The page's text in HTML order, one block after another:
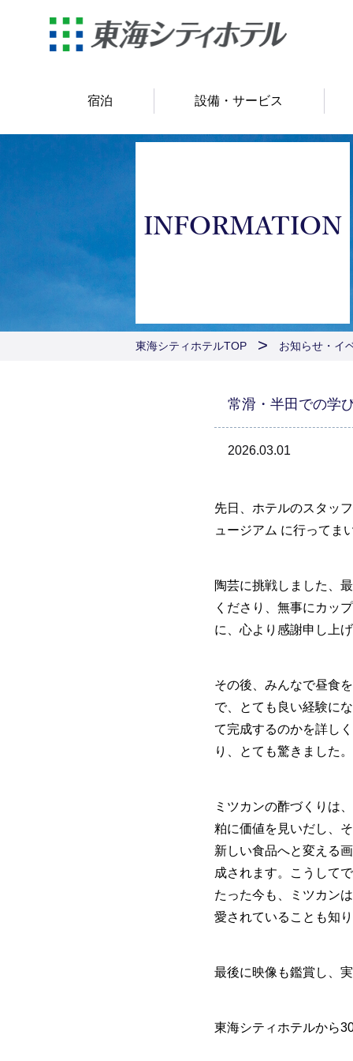
宿泊 設備・サービス
INFORMATION
東海シティホテルTOP お知らせ・イ
常滑・半田での学
2026.03.01
先日、ホテルのスタッ
ュージアム に行ってま
陶芸に挑戦しました、
くださり、無事にカッ
に、心より感謝申し上
その後、みんなで昼食
で、とても良い経験に
て完成するのかを詳し
り、とても驚きました。
ミツカンの酢づくりは
粕に価値を見いだし、
新しい食品へと変える
成されます。こうして
たった今も、ミツカン
愛されていることも知
最後に映像も鑑賞し、
東海シティホテルから